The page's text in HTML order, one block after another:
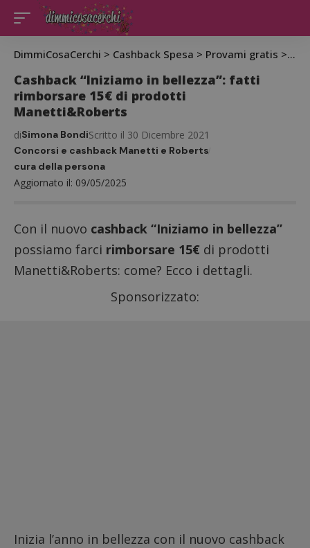
DimmiCosaCerchi > Cashback Spesa > Provami gratis >
Cashback “Iniziamo in bellezza”: fatti
rimborsare 15€ di prodotti
Manetti&Roberts
Aggiornato il: 09/05/2025
diSimona BondiScritto il 30 Dicembre 2021
Concorsi e cashback Manetti e Roberts
cura della persona
Con il nuovo cashback “Iniziamo in bellezza”
possiamo farci rimborsare 15€ di prodotti
Manetti&Roberts: come? Ecco i dettagli.
Sponsorizzato:
Inizia l’anno in bellezza con il nuovo cashback